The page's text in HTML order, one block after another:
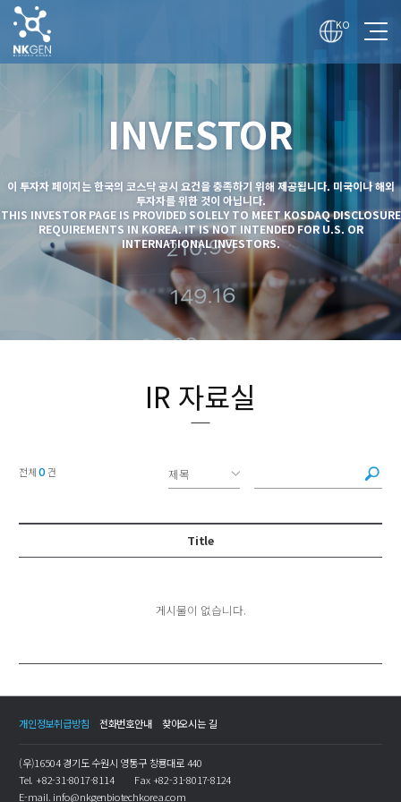
투자
매체
KO
INVESTOR
이 투자자 페이지는 한국의 코스닥 공시 요건을 충족하기 위해 제공됩니다. 미국이나 해외
투자자를 위한 것이 아닙니다.
THIS INVESTOR PAGE IS PROVIDED SOLELY TO MEET KOSDAQ DISCLOSURE
REQUIREMENTS IN KOREA. IT IS NOT INTENDED FOR U.S. OR
INTERNATIONAL INVESTORS.
IR 자료실
전체0건
Title
게시물이 없습니다.
개인정보취급방침 전화번호안내 찾아오시는 길
(우)16504 경기도 수원시 영통구 창룡대로 440
Tel. +82-31-8017-8114 Fax+82-31-8017-8124
E-mail. info@nkgenbiotechkorea.com